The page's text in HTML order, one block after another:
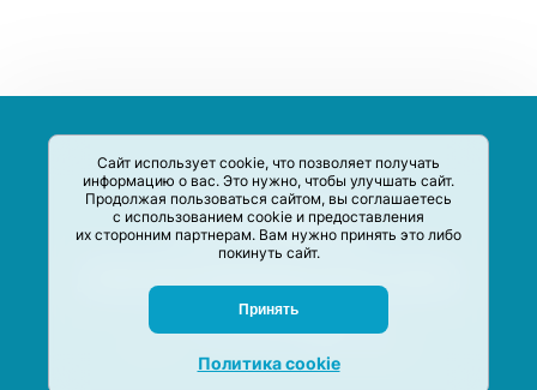
Сайт использует cookie, что позволяет получать
информацию о вас. Это нужно, чтобы улучшать сайт.
Продолжая пользоваться сайтом, вы соглашаетесь
с использованием cookie и предоставления
их сторонним партнерам. Вам нужно принять это либо
покинуть сайт.
Принять
Политика cookie
систематизации акций и скидок на товары и услуги в РФ
Задать вопрос
© M-Social production 2020 –2026